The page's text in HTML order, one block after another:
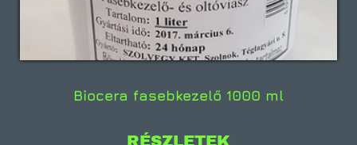
Biocera fasebkezelő 1000 ml
RÉSZLETEK